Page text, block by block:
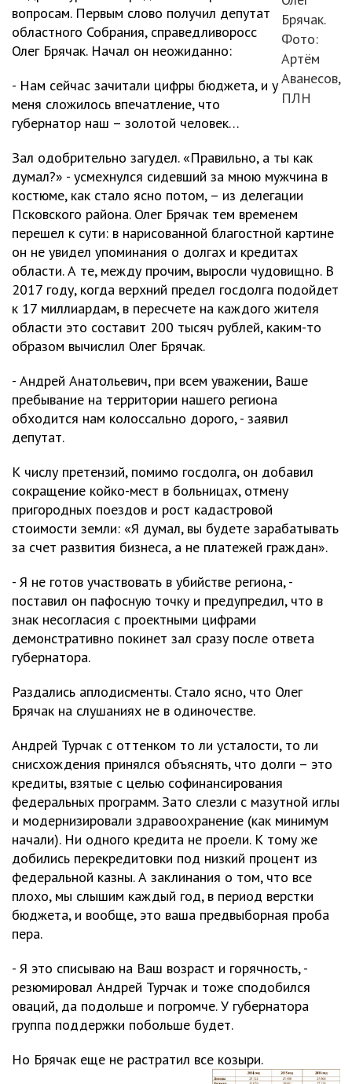
Брячак.
Фото:
Артём
Аванесов,
ПЛН
вопросам. Первым слово получил депутат
областного Собрания, справедливоросс
Олег Брячак. Начал он неожиданно:
- Нам сейчас зачитали цифры бюджета, и у
меня сложилось впечатление, что
губернатор наш – золотой человек…
Зал одобрительно загудел. «Правильно, а ты как
думал?» - усмехнулся сидевший за мною мужчина в
костюме, как стало ясно потом, – из делегации
Псковского района. Олег Брячак тем временем
перешел к сути: в нарисованной благостной картине
он не увидел упоминания о долгах и кредитах
области. А те, между прочим, выросли чудовищно. В
2017 году, когда верхний предел госдолга подойдет
к 17 миллиардам, в пересчете на каждого жителя
области это составит 200 тысяч рублей, каким-то
образом вычислил Олег Брячак.
- Андрей Анатольевич, при всем уважении, Ваше
пребывание на территории нашего региона
обходится нам колоссально дорого, - заявил
депутат.
К числу претензий, помимо госдолга, он добавил
сокращение койко-мест в больницах, отмену
пригородных поездов и рост кадастровой
стоимости земли: «Я думал, вы будете зарабатывать
за счет развития бизнеса, а не платежей граждан».
- Я не готов участвовать в убийстве региона, -
поставил он пафосную точку и предупредил, что в
знак несогласия с проектными цифрами
демонстративно покинет зал сразу после ответа
губернатора.
Раздались аплодисменты. Стало ясно, что Олег
Брячак на слушаниях не в одиночестве.
Андрей Турчак с оттенком то ли усталости, то ли
снисхождения принялся объяснять, что долги – это
кредиты, взятые с целью софинансирования
федеральных программ. Зато слезли с мазутной иглы
и модернизировали здравоохранение (как минимум
начали). Ни одного кредита не проели. К тому же
добились перекредитовки под низкий процент из
федеральной казны. А заклинания о том, что все
плохо, мы слышим каждый год, в период верстки
бюджета, и вообще, это ваша предвыборная проба
пера.
- Я это списываю на Ваш возраст и горячность, -
резюмировал Андрей Турчак и тоже сподобился
оваций, да подольше и погромче. У губернатора
группа поддержки побольше будет.
Но Брячак еще не растратил все козыри.